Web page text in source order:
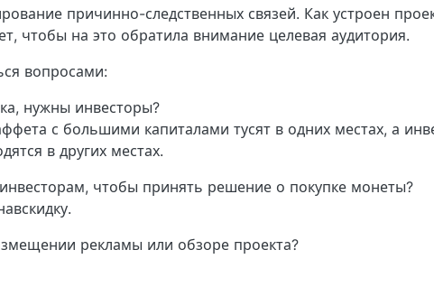
причинно-следственных связей. Как устроен
чтобы на это обратила внимание целевая аудитория.
вопросами:
нужны инвесторы?
с большими капиталами тусят в одних местах, а
в других местах.
чтобы принять решение о покупке монеты?
рекламы или обзоре проекта?